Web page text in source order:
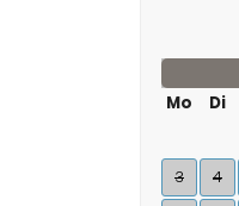
Mo
Di
3
4